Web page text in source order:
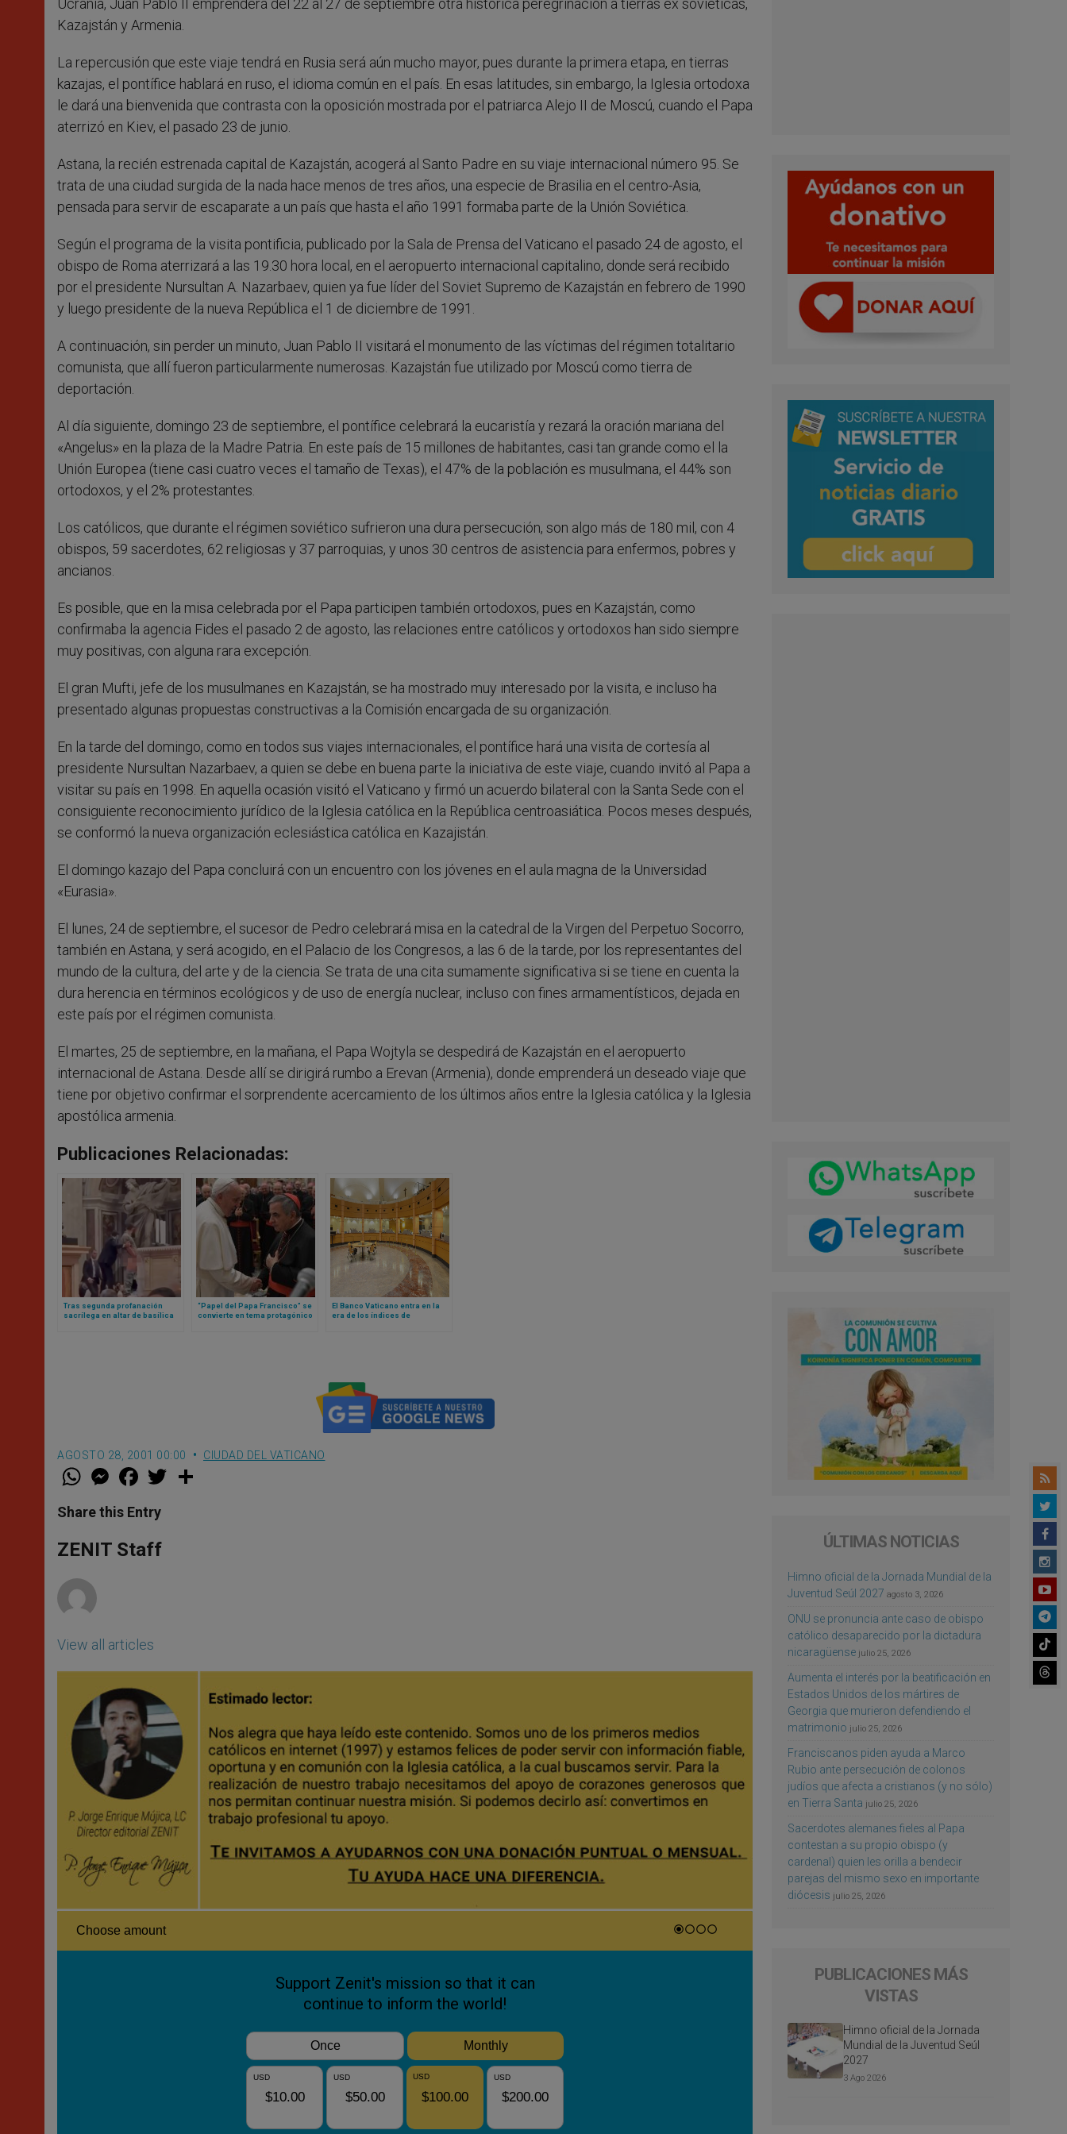
Ucrania, Juan Pablo II emprenderá del 22 al 27 de septiembre otra histórica peregrinación a tierras ex soviéticas,
Kazajstán y Armenia.
La repercusión que este viaje tendrá en Rusia será aún mucho mayor, pues durante la primera etapa, en tierras
kazajas, el pontífice hablará en ruso, el idioma común en el país. En esas latitudes, sin embargo, la Iglesia ortodoxa
le dará una bienvenida que contrasta con la oposición mostrada por el patriarca Alejo II de Moscú, cuando el Papa
aterrizó en Kiev, el pasado 23 de junio.
Astana, la recién estrenada capital de Kazajstán, acogerá al Santo Padre en su viaje internacional número 95. Se
trata de una ciudad surgida de la nada hace menos de tres años, una especie de Brasilia en el centro-Asia,
pensada para servir de escaparate a un país que hasta el año 1991 formaba parte de la Unión Soviética.
Según el programa de la visita pontificia, publicado por la Sala de Prensa del Vaticano el pasado 24 de agosto, el
obispo de Roma aterrizará a las 19.30 hora local, en el aeropuerto internacional capitalino, donde será recibido
por el presidente Nursultan A. Nazarbaev, quien ya fue líder del Soviet Supremo de Kazajstán en febrero de 1990
y luego presidente de la nueva República el 1 de diciembre de 1991.
A continuación, sin perder un minuto, Juan Pablo II visitará el monumento de las víctimas del régimen totalitario
comunista, que allí fueron particularmente numerosas. Kazajstán fue utilizado por Moscú como tierra de
deportación.
Al día siguiente, domingo 23 de septiembre, el pontífice celebrará la eucaristía y rezará la oración mariana del
«Angelus» en la plaza de la Madre Patria. En este país de 15 millones de habitantes, casi tan grande como el la
Unión Europea (tiene casi cuatro veces el tamaño de Texas), el 47% de la población es musulmana, el 44% son
ortodoxos, y el 2% protestantes.
Los católicos, que durante el régimen soviético sufrieron una dura persecución, son algo más de 180 mil, con 4
obispos, 59 sacerdotes, 62 religiosas y 37 parroquias, y unos 30 centros de asistencia para enfermos, pobres y
ancianos.
Es posible, que en la misa celebrada por el Papa participen también ortodoxos, pues en Kazajstán, como
confirmaba la agencia Fides el pasado 2 de agosto, las relaciones entre católicos y ortodoxos han sido siempre
muy positivas, con alguna rara excepción.
El gran Mufti, jefe de los musulmanes en Kazajstán, se ha mostrado muy interesado por la visita, e incluso ha
presentado algunas propuestas constructivas a la Comisión encargada de su organización.
En la tarde del domingo, como en todos sus viajes internacionales, el pontífice hará una visita de cortesía al
presidente Nursultan Nazarbaev, a quien se debe en buena parte la iniciativa de este viaje, cuando invitó al Papa a
visitar su país en 1998. En aquella ocasión visitó el Vaticano y firmó un acuerdo bilateral con la Santa Sede con el
consiguiente reconocimiento jurídico de la Iglesia católica en la República centroasiática. Pocos meses después,
se conformó la nueva organización eclesiástica católica en Kazajistán.
El domingo kazajo del Papa concluirá con un encuentro con los jóvenes en el aula magna de la Universidad
«Eurasia».
El lunes, 24 de septiembre, el sucesor de Pedro celebrará misa en la catedral de la Virgen del Perpetuo Socorro,
también en Astana, y será acogido, en el Palacio de los Congresos, a las 6 de la tarde, por los representantes del
mundo de la cultura, del arte y de la ciencia. Se trata de una cita sumamente significativa si se tiene en cuenta la
dura herencia en términos ecológicos y de uso de energía nuclear, incluso con fines armamentísticos, dejada en
este país por el régimen comunista.
El martes, 25 de septiembre, en la mañana, el Papa Wojtyla se despedirá de Kazajstán en el aeropuerto
internacional de Astana. Desde allí se dirigirá rumbo a Erevan (Armenia), donde emprenderá un deseado viaje que
tiene por objetivo confirmar el sorprendente acercamiento de los últimos años entre la Iglesia católica y la Iglesia
apostólica armenia.
Publicaciones Relacionadas:
Tras segunda profanación
sacrílega en altar de basílica
“Papel del Papa Francisco” se
convierte en tema protagónico
El Banco Vaticano entra en la
era de los índices de
AGOSTO 28, 2001 00:00 CIUDAD DEL VATICANO
W
t
s
p
p
M
e
s
e
g
e
F
a
e
b
o
k
w
Share this Entry
ZENIT Staff
View all articles
ÚLTIMAS NOTICIAS
Himno oficial de la Jornada Mundial de la
Juventud Seúl 2027 agosto 3, 2026
ONU se pronuncia ante caso de obispo
católico desaparecido por la dictadura
nicaragüense julio 25, 2026
Aumenta el interés por la beatificación en
Estados Unidos de los mártires de
Georgia que murieron defendiendo el
matrimonio julio 25, 2026
Franciscanos piden ayuda a Marco
Rubio ante persecución de colonos
judíos que afecta a cristianos (y no sólo)
en Tierra Santa julio 25, 2026
Sacerdotes alemanes fieles al Papa
contestan a su propio obispo (y
cardenal) quien les orilla a bendecir
parejas del mismo sexo en importante
diócesis julio 25, 2026
PUBLICACIONES MÁS
VISTAS
Himno oficial de la Jornada
Mundial de la Juventud Seúl
2027
3 Ago 2026